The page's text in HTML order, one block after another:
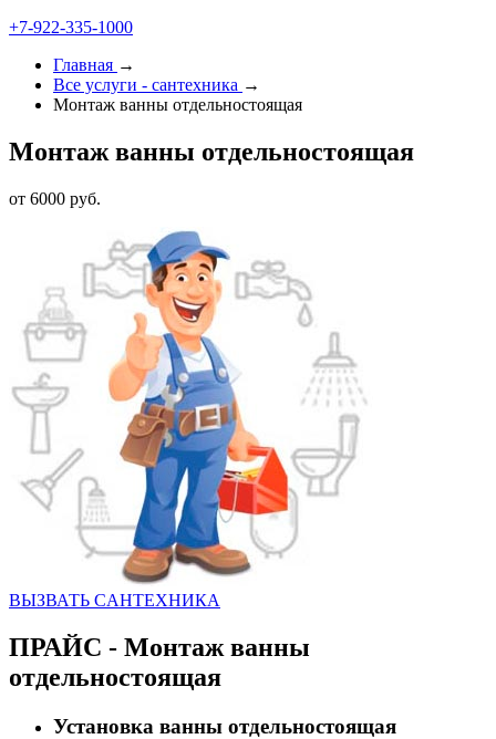
+7-922-335-1000
Главная →
Все услуги - cантехника →
Монтаж ванны отдельностоящая
Монтаж ванны отдельностоящая
от 6000 руб.
ВЫЗВАТЬ CАНТЕХНИКА
ПРАЙС - Монтаж ванны
отдельностоящая
Установка ванны отдельностоящая